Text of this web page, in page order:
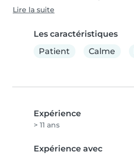
Lire la suite
Les caractéristiques
Patient
Calme
Expérience
> 11 ans
Expérience avec